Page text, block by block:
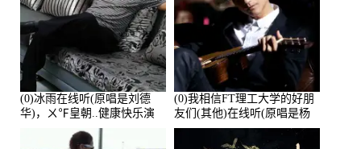
(0)冰雨在线听(原唱是刘德
华)，ㄨ℉皇朝..健康快乐演
唱点播:26643次
(0)我相信FT理工大学的好朋
友们(其他)在线听(原唱是杨
培安)，老乔演唱点播:23714